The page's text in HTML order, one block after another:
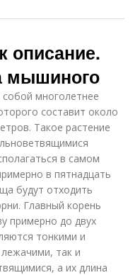
мышиного
многолетнее
составит около
Такое растение
в самом
в пятнадцать
будут отходить
Главный корень
примерно до двух
тонкими и
так и
а их длина